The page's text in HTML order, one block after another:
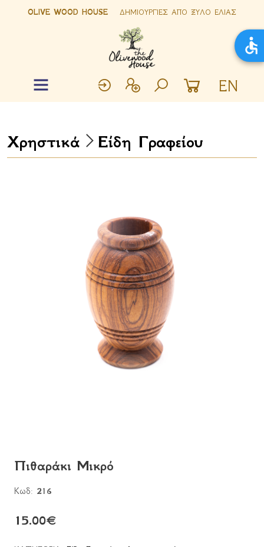
OLIVE WOOD HOUSE ΔΗΜΙΟΥΡΓΙΕΣ ΑΠΟ ΞΥΛΟ ΕΛΙΑΣ
EN
Χρηστικά Είδη Γραφείου
Πιθαράκι Μικρό
Κωδ: 216
15.00€